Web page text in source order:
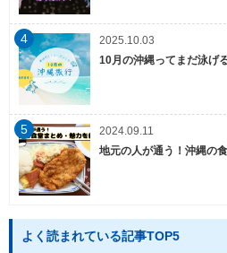
4
2025.10.03
10月の沖縄ってまだ泳げ
5
2024.09.11
地元の人が通う！沖縄の
よく読まれている記事TOP5